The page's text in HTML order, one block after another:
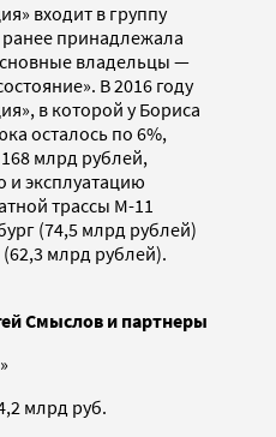
входит в группу
ранее принадлежала
владельцы —
В 2016 году
в которой у Бориса
осталось по 6%,
млрд рублей,
и эксплуатацию
трассы М-11
(74,5 млрд рублей)
(62,3 млрд рублей).
Смыслов и партнеры
млрд руб.